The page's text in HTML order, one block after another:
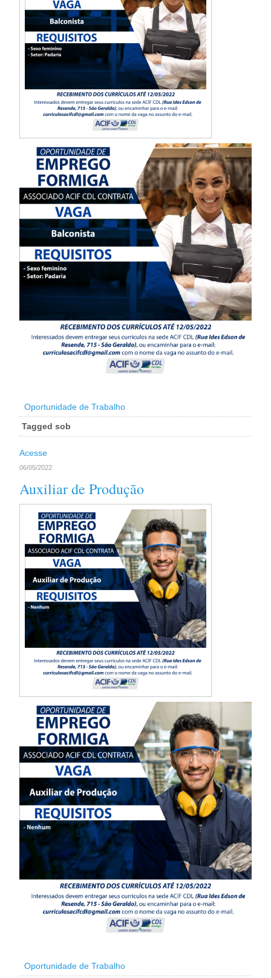
Oportunidade de Trabalho
Tagged sob
Acesse
06/05/2022
Auxiliar de Produção
Oportunidade de Trabalho